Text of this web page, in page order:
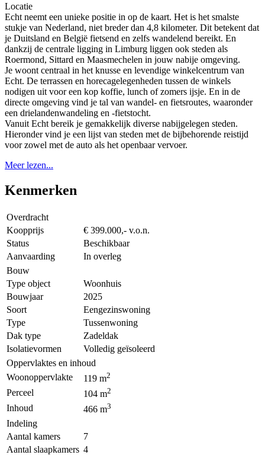
Locatie
Echt neemt een unieke positie in op de kaart. Het is het smalste
stukje van Nederland, niet breder dan 4,8 kilometer. Dit betekent dat
je Duitsland en België fietsend en zelfs wandelend bereikt. En
dankzij de centrale ligging in Limburg liggen ook steden als
Roermond, Sittard en Maasmechelen in jouw nabije omgeving.
Je woont centraal in het knusse en levendige winkelcentrum van
Echt. De terrassen en horecagelegenheden tussen de winkels
nodigen uit voor een kop koffie, lunch of zomers ijsje. En in de
directe omgeving vind je tal van wandel- en fietsroutes, waaronder
een drielandenwandeling en -fietstocht.
Vanuit Echt bereik je gemakkelijk diverse nabijgelegen steden.
Hieronder vind je een lijst van steden met de bijbehorende reistijd
voor zowel met de auto als het openbaar vervoer.
Meer lezen...
Kenmerken
Overdracht
Koopprijs
€ 399.000,- v.o.n.
Status
Beschikbaar
Aanvaarding
In overleg
Bouw
Type object
Woonhuis
Bouwjaar
2025
Soort
Eengezinswoning
Type
Tussenwoning
Dak type
Zadeldak
Isolatievormen
Volledig geïsoleerd
Oppervlaktes en inhoud
Woonoppervlakte
119 m2
Perceel 104 m2
Inhoud 466 m3
Indeling
Aantal kamers
7
Aantal slaapkamers 4